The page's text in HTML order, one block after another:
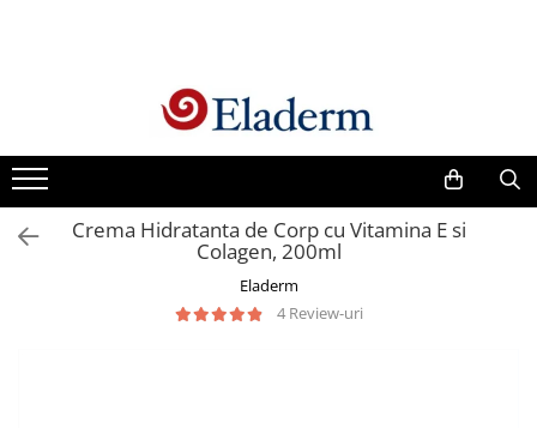
Vezi toate produsele
Creme cu protectie solara
Produse Antirid
Produse Hidratante
Crema Hidratanta de Corp cu Vitamina E si
Colagen, 200ml
Eladerm
4 Review-uri